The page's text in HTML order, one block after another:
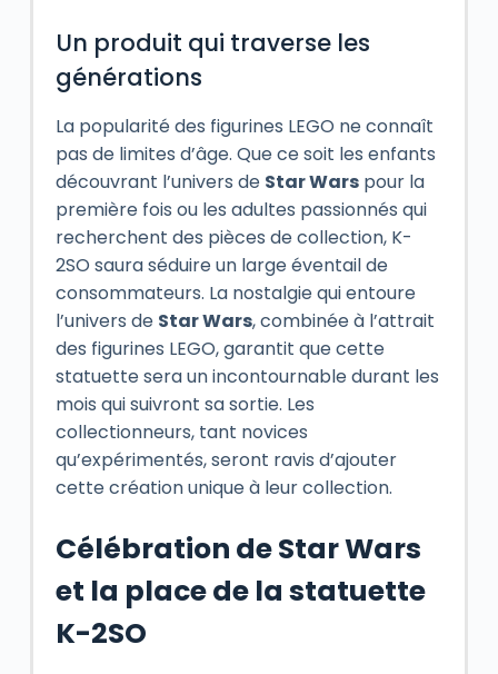
Un produit qui traverse les
générations
La popularité des figurines LEGO ne connaît
pas de limites d’âge. Que ce soit les enfants
découvrant l’univers de Star Warspour la
première fois ou les adultes passionnés qui
recherchent des pièces de collection, K-
2SO saura séduire un large éventail de
consommateurs. La nostalgie qui entoure
l’univers de Star Wars, combinée à l’attrait
des figurines LEGO, garantit que cette
statuette sera un incontournable durant les
mois qui suivront sa sortie. Les
collectionneurs, tant novices
qu’expérimentés, seront ravis d’ajouter
cette création unique à leur collection.
Célébration de Star Wars
et la place de la statuette
K-2SO